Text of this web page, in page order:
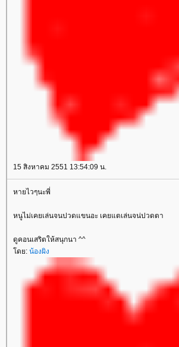
15 สิงหาคม 2551 13:54:09 น.
หายไวๆนะพี่
หนูไม่เคยเล่นจนปวดแขนอะ เคยแตเล่นจน่ปวดตา
ดูคอนเสริตให้สนุกนา ^^
ดย: น้องผิง